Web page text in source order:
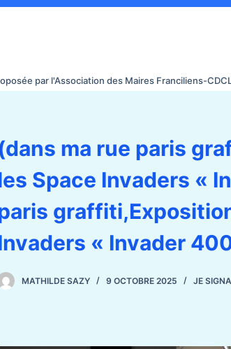
par l'Association des Maires Franciliens-
ma rue paris
Space Invaders «
« Invader
MATHILDE SAZY 9 OCTOBRE 2025 JE